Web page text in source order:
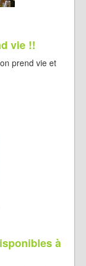
vie !!
prend vie et
à